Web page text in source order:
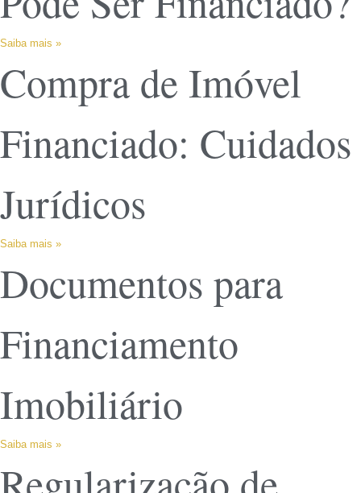
Saiba mais »
Compra de Imóvel
Financiado: Cuidados
Jurídicos
Saiba mais »
Documentos para
Financiamento
Imobiliário
Saiba mais »